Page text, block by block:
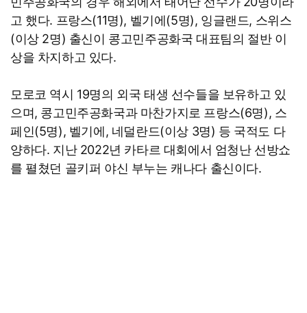
고 했다. 프랑스(11명), 벨기에(5명), 잉글랜드, 스위스
(이상 2명) 출신이 콩고민주공화국 대표팀의 절반 이
상을 차지하고 있다.
모로코 역시 19명의 외국 태생 선수들을 보유하고 있
으며, 콩고민주공화국과 마찬가지로 프랑스(6명), 스
페인(5명), 벨기에, 네덜란드(이상 3명) 등 국적도 다
양하다. 지난 2022년 카타르 대회에서 엄청난 선방쇼
를 펼쳤던 골키퍼 야신 부누는 캐나다 출신이다.